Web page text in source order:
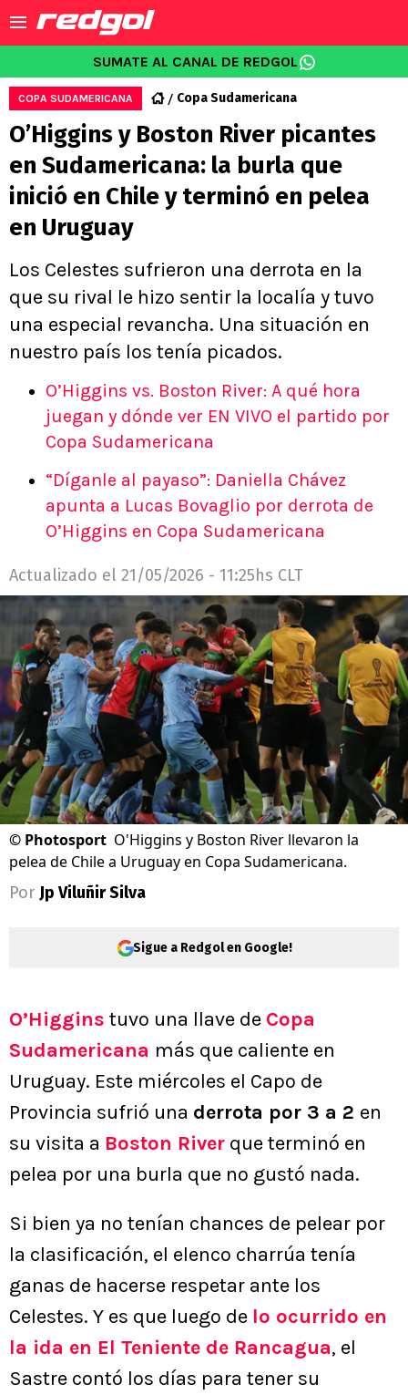
SUMATE AL CANAL DE REDGOL
COPA SUDAMERICANA Copa Sudamericana
O’Higgins y Boston River picantes
en Sudamericana: la burla que
inició en Chile y terminó en pelea
en Uruguay
Los Celestes sufrieron una derrota en la
que su rival le hizo sentir la localía y tuvo
una especial revancha. Una situación en
nuestro país los tenía picados.
O’Higgins vs. Boston River: A qué hora
juegan y dónde ver EN VIVO el partido por
Copa Sudamericana
“Díganle al payaso”: Daniella Chávez
apunta a Lucas Bovaglio por derrota de
O’Higgins en Copa Sudamericana
Actualizado el 21/05/2026 - 11:25hs CLT
© Photosport O'Higgins y Boston River llevaron la
pelea de Chile a Uruguay en Copa Sudamericana.
Por Jp Viluñir Silva
Sigue a Redgol en Google!
O’Higgins tuvo una llave de Copa
Sudamericana más que caliente en
Uruguay. Este miércoles el Capo de
Provincia sufrió una derrota por 3 a 2 en
su visita a Boston River que terminó en
pelea por una burla que no gustó nada.
Si bien ya no tenían chances de pelear por
la clasificación, el elenco charrúa tenía
ganas de hacerse respetar ante los
Celestes. Y es que luego de lo ocurrido en
la ida en El Teniente de Rancagua, el
Sastre contó los días para tener su